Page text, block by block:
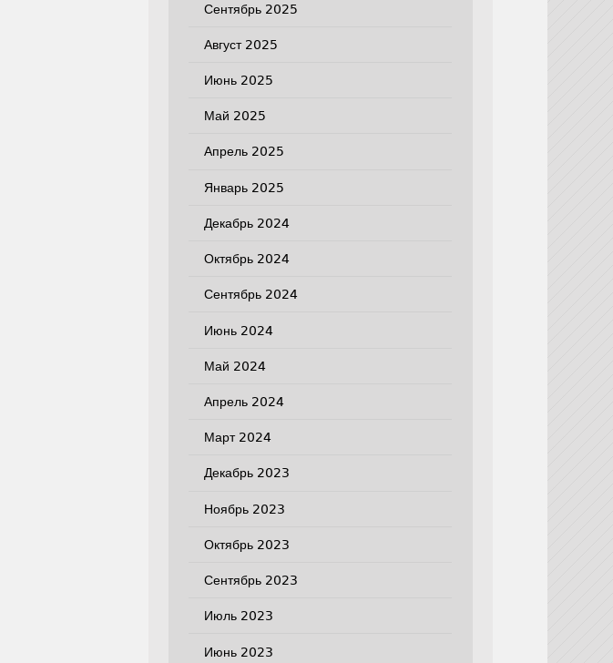
Сентябрь 2025
Август 2025
Июнь 2025
Май 2025
Апрель 2025
Январь 2025
Декабрь 2024
Октябрь 2024
Сентябрь 2024
Июнь 2024
Май 2024
Апрель 2024
Март 2024
Декабрь 2023
Ноябрь 2023
Октябрь 2023
Сентябрь 2023
Июль 2023
Июнь 2023